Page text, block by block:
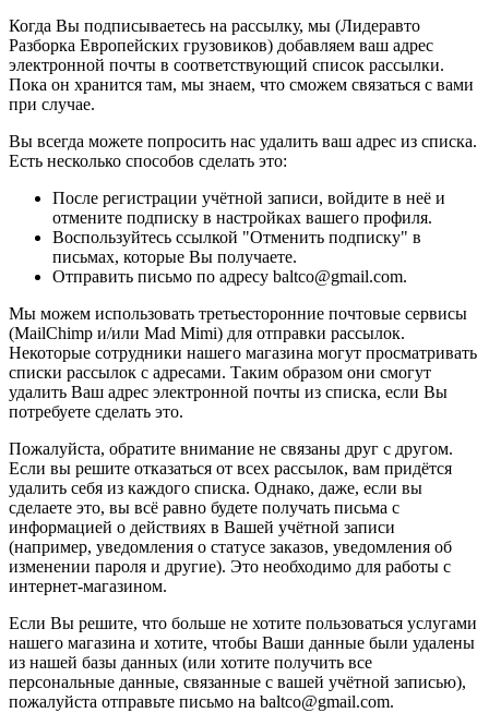
Когда Вы подписываетесь на рассылку, мы (Лидеравто
Разборка Европейских грузовиков) добавляем ваш адрес
электронной почты в соответствующий список рассылки.
Пока он хранится там, мы знаем, что сможем связаться с вами
при случае.
Вы всегда можете попросить нас удалить ваш адрес из списка.
Есть несколько способов сделать это:
После регистрации учётной записи, войдите в неё и
отмените подписку в настройках вашего профиля.
Воспользуйтесь ссылкой "Отменить подписку" в
письмах, которые Вы получаете.
Отправить письмо по адресу baltco@gmail.com.
Мы можем использовать третьесторонние почтовые сервисы
(MailChimp и/или Mad Mimi) для отправки рассылок.
Некоторые сотрудники нашего магазина могут просматривать
списки рассылок с адресами. Таким образом они смогут
удалить Ваш адрес электронной почты из списка, если Вы
потребуете сделать это.
Пожалуйста, обратите внимание не связаны друг с другом.
Если вы решите отказаться от всех рассылок, вам придётся
удалить себя из каждого списка. Однако, даже, если вы
сделаете это, вы всё равно будете получать письма с
информацией о действиях в Вашей учётной записи
(например, уведомления о статусе заказов, уведомления об
изменении пароля и другие). Это необходимо для работы с
интернет-магазином.
Если Вы решите, что больше не хотите пользоваться услугами
нашего магазина и хотите, чтобы Ваши данные были удалены
из нашей базы данных (или хотите получить все
персональные данные, связанные с вашей учётной записью),
пожалуйста отправьте письмо на baltco@gmail.com.